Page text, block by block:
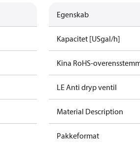
Egenskab
Kapacitet [USgal/h]
Kina RoHS-
LE Anti dryp ventil
Material Description
Pakkeformat